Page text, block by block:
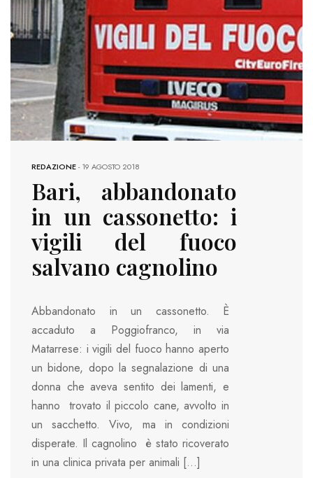
REDAZIONE-19 AGOSTO 2018
Bari, abbandonato
in un cassonetto: i
vigili del fuoco
salvano cagnolino
Abbandonato in un cassonetto. È
accaduto a Poggiofranco, in via
Matarrese: i vigili del fuoco hanno aperto
un bidone, dopo la segnalazione di una
donna che aveva sentito dei lamenti, e
hanno trovato il piccolo cane, avvolto in
un sacchetto. Vivo, ma in condizioni
disperate. Il cagnolino è stato ricoverato
in una clinica privata per animali […]